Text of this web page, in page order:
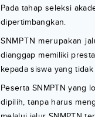
Pada tahap seleksi
dipertimbangkan.
SNMPTN merupakan
dianggap memiliki
kepada siswa yang
Peserta SNMPTN yang
dipilih, tanpa harus